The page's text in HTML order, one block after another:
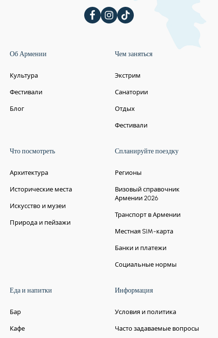
Об Армении
Культура
Фестивали
Блог
Чем заняться
Экстрим
Санатории
Отдых
Фестивали
Что посмотреть
Архитектура
Исторические места
Искусство и музеи
Природа и пейзажи
Спланируйте поездку
Регионы
Визовый справочник
Армении 2026
Транспорт в Армении
Местная SIM-карта
Банки и платежи
Социальные нормы
Еда и напитки
Бар
Кафе
Информация
Условия и политика
Часто задаваемые вопросы